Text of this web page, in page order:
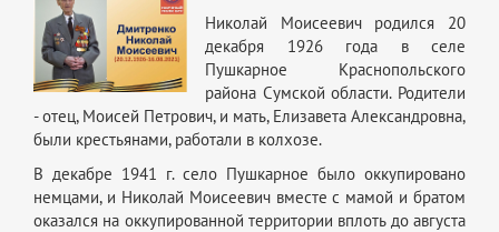
Николай Моисеевич родился 20
декабря 1926 года в селе
Пушкарное Краснопольского
района Сумской области. Родители
- отец, Моисей Петрович, и мать, Елизавета Александровна,
были крестьянами, работали в колхозе.
В декабре 1941 г. село Пушкарное было оккупировано
немцами, и Николай Моисеевич вместе с мамой и братом
оказался на оккупированной территории вплоть до августа